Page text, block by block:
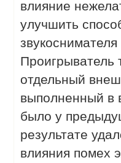
влияние
улучшить
Проигрыватель
отдельный
выполненный в
было у
результате
влияния помех